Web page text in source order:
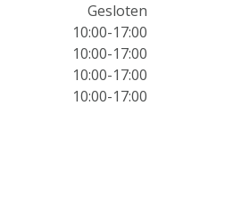
Gesloten
10:00-17:00
10:00-17:00
10:00-17:00
10:00-17:00